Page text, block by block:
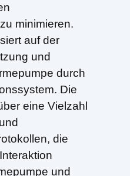
zu minimieren.
auf der
und
durch
Die
eine Vielzahl
die
und